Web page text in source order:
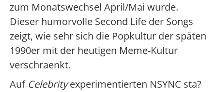
zum Monatswechsel April/Mai wurde.
Dieser humorvolle Second Life der Songs
zeigt, wie sehr sich die Popkultur der späten
1990er mit der heutigen Meme-Kultur
verschraenkt.
Auf Celebrityexperimentierten NSYNC sta?